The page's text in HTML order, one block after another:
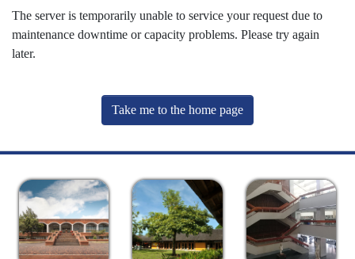
The server is temporarily unable to service your request due to
maintenance downtime or capacity problems. Please try again
later.
Take me to the home page